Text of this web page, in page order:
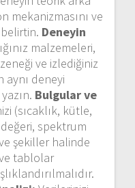
mekanizmasını ve
belirtin. Deneyin
malzemeleri,
ve izlediğiniz
aynı deneyi
Bulgular ve
(sıcaklık, kütle,
spektrum
şekiller halinde
tablolar